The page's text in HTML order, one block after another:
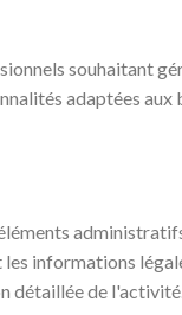
souhaitant
adaptées aux
informations
détaillée de